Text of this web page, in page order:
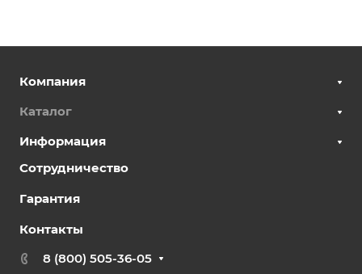
Компания
Каталог
Информация
Сотрудничество
Гарантия
Контакты
8 (800) 505-36-05